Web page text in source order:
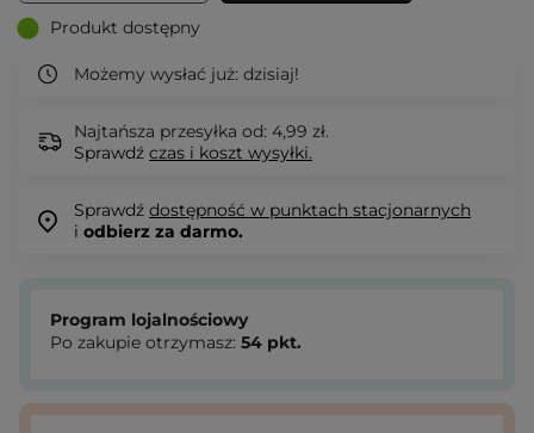
Produkt dostępny
Możemy wysłać już: dzisiaj!
Najtańsza przesyłka od: 4,99 zł.
Sprawdź czas i koszt wysyłki.
Sprawdź dostępność w punktach stacjonarnych
i odbierz za darmo.
Program lojalnościowy
Po zakupie otrzymasz: 54 pkt.